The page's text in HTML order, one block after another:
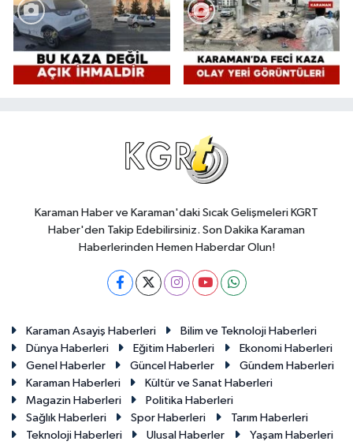
Karaman Haber ve Karaman'daki Sıcak Gelişmeleri KGRT
Haber'den Takip Edebilirsiniz. Son Dakika Karaman
Haberlerinden Hemen Haberdar Olun!
Karaman Asayiş Haberleri
Bilim ve Teknoloji Haberleri
Dünya Haberleri
Eğitim Haberleri
Ekonomi Haberleri
Genel Haberler
Güncel Haberler
Gündem Haberleri
Karaman Haberleri
Kültür ve Sanat Haberleri
Magazin Haberleri
Politika Haberleri
Sağlık Haberleri
Spor Haberleri
Tarım Haberleri
Teknoloji Haberleri
Ulusal Haberler Yaşam Haberleri